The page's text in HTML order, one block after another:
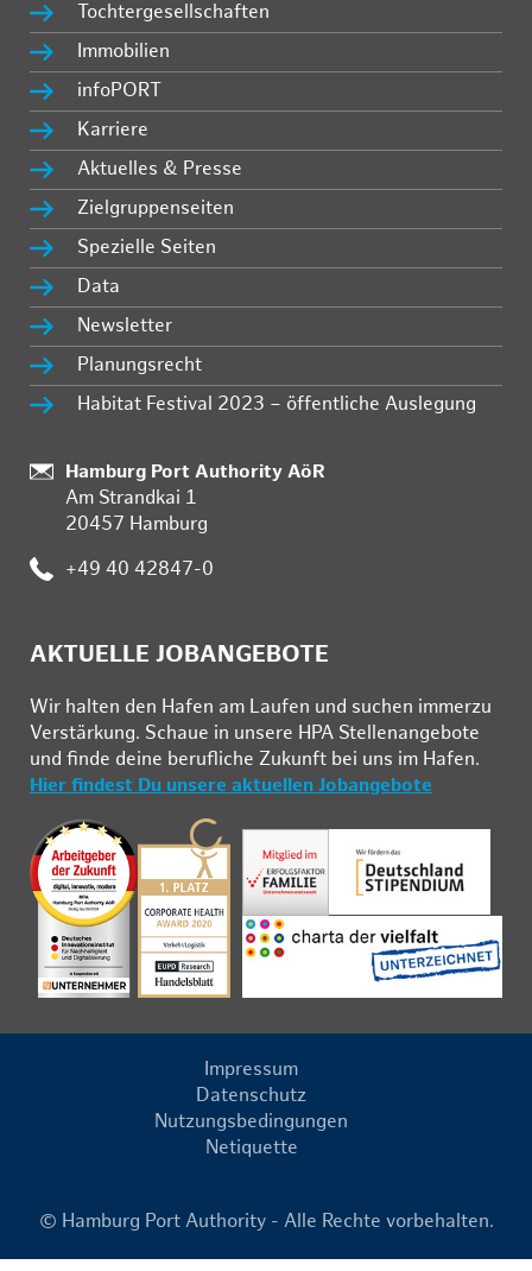
Tochtergesellschaften
Immobilien
infoPORT
Karriere
Aktuelles & Presse
Zielgruppenseiten
Spezielle Seiten
Data
Newsletter
Planungsrecht
Habitat Festival 2023 – öffentliche Auslegung
Standort:
Hamburg Port Authority AöR
Am Strandkai 1
20457 Hamburg
Telefon:
+49 40 42847-0
AKTUELLE JOBANGEBOTE
Wir hal­ten den Ha­fen am Lau­fen und su­chen im­mer­zu
Ver­stär­kung. Schau­e in un­se­re HPA Stel­len­an­ge­bo­te
und fin­de deine be­ruf­li­che Zu­kunft bei uns im Ha­fen.
Hier findest Du unsere aktuellen Jobangebote
Impressum
Datenschutz
Nutzungsbedingungen
Netiquette
© Hamburg Port Authority - Alle Rechte vorbehalten.